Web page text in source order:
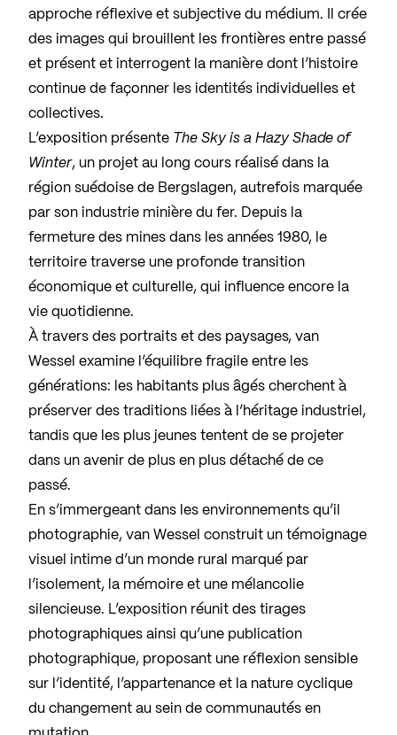
approche réflexive et subjective du médium. Il crée
des images qui brouillent les frontières entre passé
et présent et interrogent la manière dont l’histoire
continue de façonner les identités individuelles et
collectives.
L’exposition présente The Sky is a Hazy Shade of
Winter, un projet au long cours réalisé dans la
région suédoise de Bergslagen, autrefois marquée
par son industrie minière du fer. Depuis la
fermeture des mines dans les années 1980, le
territoire traverse une profonde transition
économique et culturelle, qui influence encore la
vie quotidienne.
À travers des portraits et des paysages, van
Wessel examine l’équilibre fragile entre les
générations: les habitants plus âgés cherchent à
préserver des traditions liées à l’héritage industriel,
tandis que les plus jeunes tentent de se projeter
dans un avenir de plus en plus détaché de ce
passé.
En s’immergeant dans les environnements qu’il
photographie, van Wessel construit un témoignage
visuel intime d’un monde rural marqué par
l’isolement, la mémoire et une mélancolie
silencieuse. L’exposition réunit des tirages
photographiques ainsi qu’une publication
photographique, proposant une réflexion sensible
sur l’identité, l’appartenance et la nature cyclique
du changement au sein de communautés en